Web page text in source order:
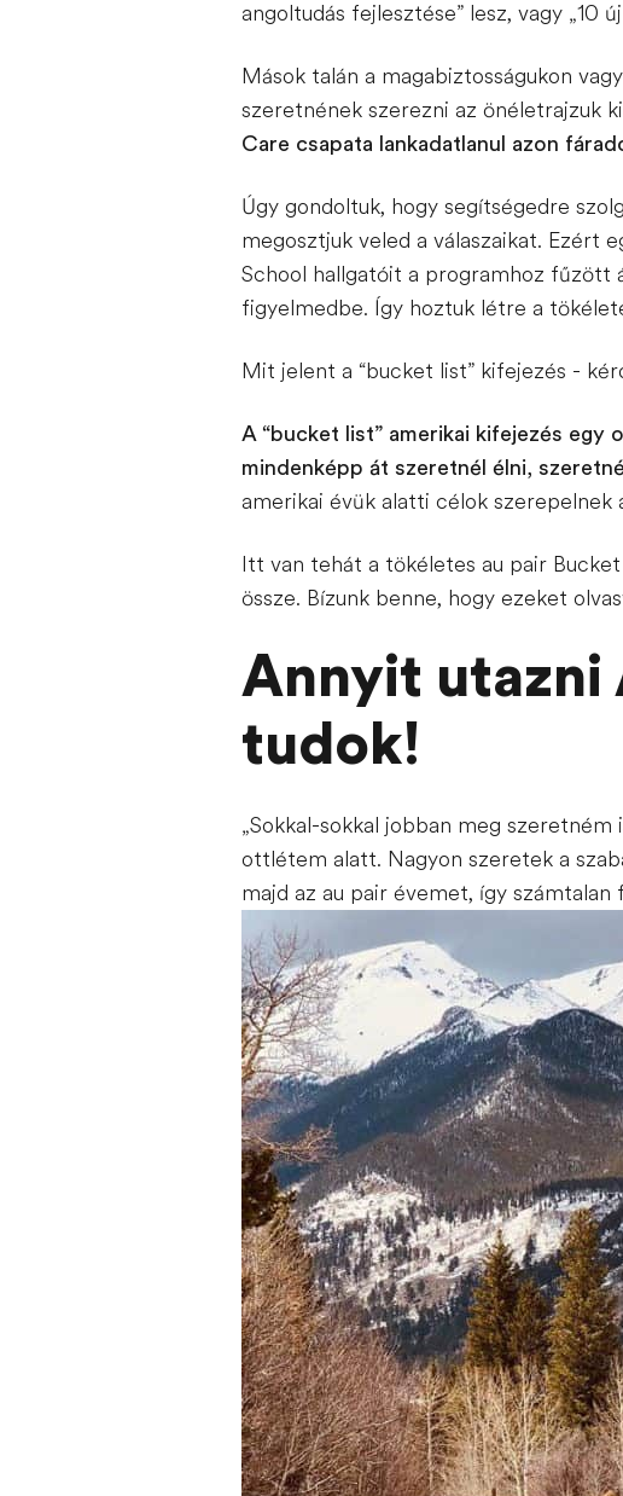
angoltudás fejlesztése” lesz, vagy „10
Mások talán a magabiztosságukon
szeretnének szerezni az önéletrajzuk
Care csapata lankadatlanul azon
Úgy gondoltuk, hogy segítségedre
megosztjuk veled a válaszaikat. Ezért
School hallgatóit a programhoz fűzött
figyelmedbe. Így hoztuk létre a
Mit jelent a “bucket list” kifejezés -
A “bucket list” amerikai kifejezés egy
mindenképp át szeretnél élni,
amerikai évük alatti célok szerepelnek
Itt van tehát a tökéletes au pair
össze. Bízunk benne, hogy ezeket
Annyit utazni
tudok!
„Sokkal-sokkal jobban meg
ottlétem alatt. Nagyon szeretek a
majd az au pair évemet, így